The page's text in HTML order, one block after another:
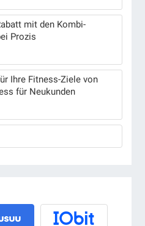
mit den Kombi-
Prozis
Ihre Fitness-Ziele von
für Neukunden